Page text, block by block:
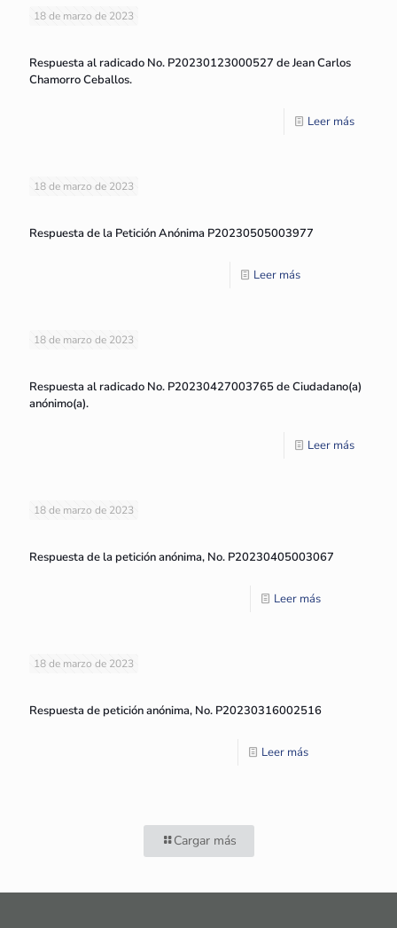
18 de marzo de 2023
Respuesta al radicado No. P20230123000527 de Jean Carlos
Chamorro Ceballos.
Leer más
18 de marzo de 2023
Respuesta de la Petición Anónima P20230505003977
Leer más
18 de marzo de 2023
Respuesta al radicado No. P20230427003765 de Ciudadano(a)
anónimo(a).
Leer más
18 de marzo de 2023
Respuesta de la petición anónima, No. P20230405003067
Leer más
18 de marzo de 2023
Respuesta de petición anónima, No. P20230316002516
Leer más
Cargar más